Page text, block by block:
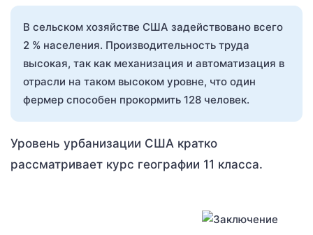
В сельском хозяйстве США задействовано всего
2 % населения. Производительность труда
высокая, так как механизация и автоматизация в
отрасли на таком высоком уровне, что один
фермер способен прокормить 128 человек.
Уровень урбанизации США кратко
рассматривает курс географии 11 класса.